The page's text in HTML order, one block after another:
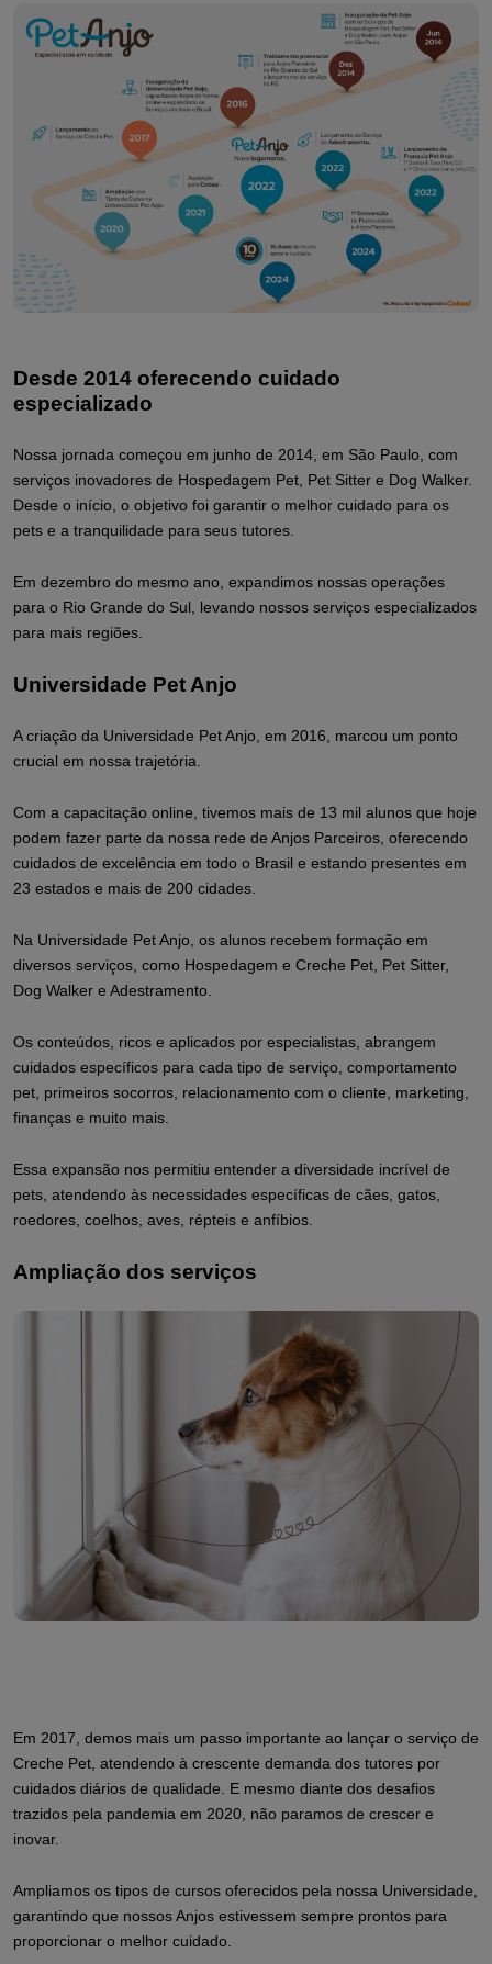
Desde 2014 oferecendo cuidado
especializado
Nossa jornada começou em junho de 2014, em São Paulo, com
serviços inovadores de Hospedagem Pet, Pet Sitter e Dog Walker.
Desde o início, o objetivo foi garantir o melhor cuidado para os
pets e a tranquilidade para seus tutores.
Em dezembro do mesmo ano, expandimos nossas operações
para o Rio Grande do Sul, levando nossos serviços especializados
para mais regiões.
Universidade Pet Anjo
A criação da Universidade Pet Anjo , em 2016, marcou um ponto
crucial em nossa trajetória.
Com a capacitação online, tivemos mais de 13 mil alunos que hoje
podem fazer parte da nossa rede de Anjos Parceiros, oferecendo
cuidados de excelência em todo o Brasil e estando presentes em
23 estados e mais de 200 cidades.
Na Universidade Pet Anjo, os alunos recebem formação em
diversos serviços, como Hospedagem e Creche Pet, Pet Sitter,
Dog Walker e Adestramento.
Os conteúdos, ricos e aplicados por especialistas, abrangem
cuidados específicos para cada tipo de serviço, comportamento
pet, primeiros socorros, relacionamento com o cliente, marketing,
finanças e muito mais.
Essa expansão nos permitiu entender a diversidade incrível de
pets, atendendo às necessidades específicas de cães, gatos,
roedores, coelhos, aves, répteis e anfíbios.
Ampliação dos serviços
Em 2017, demos mais um passo importante ao lançar o serviço de
Creche Pet, atendendo à crescente demanda dos tutores por
cuidados diários de qualidade. E mesmo diante dos desafios
trazidos pela pandemia em 2020, não paramos de crescer e
inovar.
Ampliamos os tipos de cursos oferecidos pela nossa Universidade,
garantindo que nossos Anjos estivessem sempre prontos para
proporcionar o melhor cuidado.